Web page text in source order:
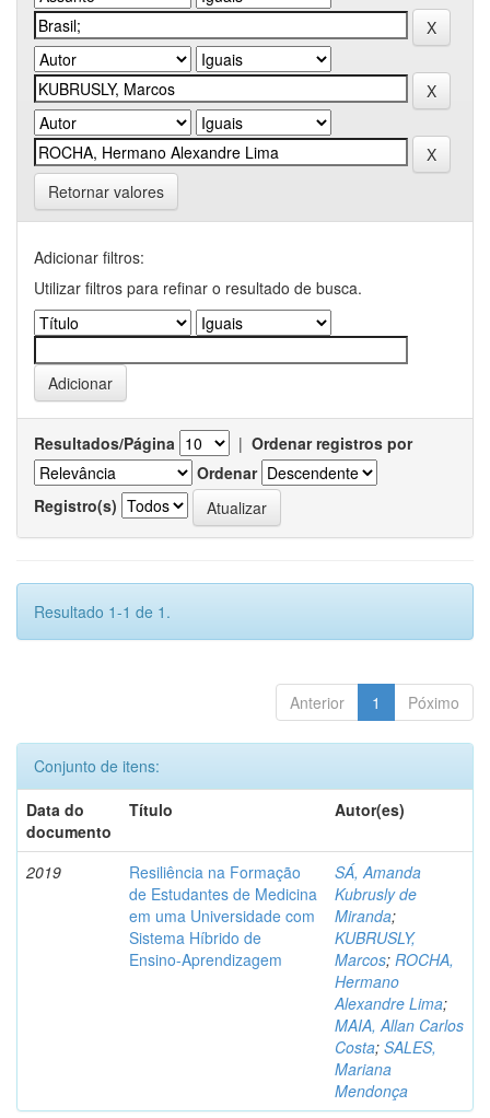
Retornar valores
Adicionar filtros:
Utilizar filtros para refinar o resultado de busca.
Resultados/Página | Ordenar registros por
Ordenar
Registro(s)
Resultado 1-1 de 1.
Anterior 1 Póximo
Conjunto de itens:
Data do
documento
Título Autor(es)
2019
Resiliência na Formação
de Estudantes de Medicina
em uma Universidade com
Sistema Híbrido de
Ensino-Aprendizagem
SÁ, Amanda
Kubrusly de
Miranda;
KUBRUSLY,
Marcos; ROCHA,
Hermano
Alexandre Lima;
MAIA, Allan Carlos
Costa; SALES,
Mariana
Mendonça